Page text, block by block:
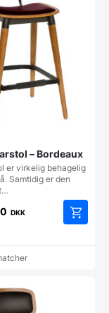
– Bordeaux
er virkelig behagelig
Samtidig er den
DKK